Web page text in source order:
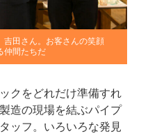
吉田さん。お客さんの笑顔
仲間たちだ
クをどれだけ準備すれ
造の現場を結ぶパイプ
ッフ。いろいろな発見